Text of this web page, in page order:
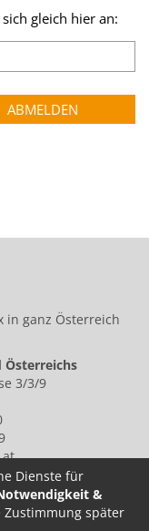
gleich hier an:
in ganz Österreich
Österreichs
3/3/9
Dienste für
&
Zustimmung später